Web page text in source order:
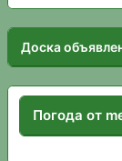
Доска
Погода от